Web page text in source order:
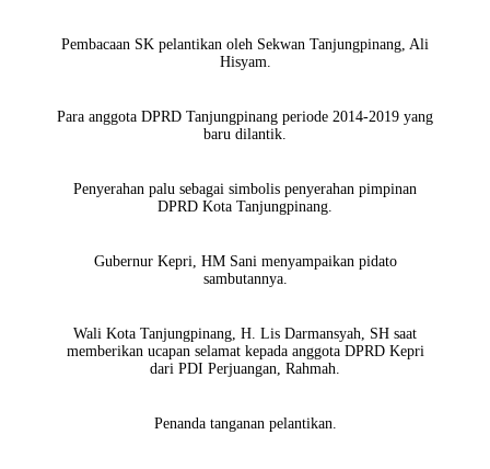
Pembacaan SK pelantikan oleh Sekwan Tanjungpinang, Ali
Hisyam.
Para anggota DPRD Tanjungpinang periode 2014-2019 yang
baru dilantik.
Penyerahan palu sebagai simbolis penyerahan pimpinan
DPRD Kota Tanjungpinang.
Gubernur Kepri, HM Sani menyampaikan pidato
sambutannya.
Wali Kota Tanjungpinang, H. Lis Darmansyah, SH saat
memberikan ucapan selamat kepada anggota DPRD Kepri
dari PDI Perjuangan, Rahmah.
Penanda tanganan pelantikan.